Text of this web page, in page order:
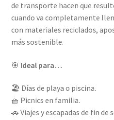
de transporte hacen que
cuando va completamente
con materiales reciclados,
más sostenible.
🎯 Ideal para…
🏖️ Días de playa o piscina.
🧺 Picnics en familia.
🚗 Viajes y escapadas de fin de